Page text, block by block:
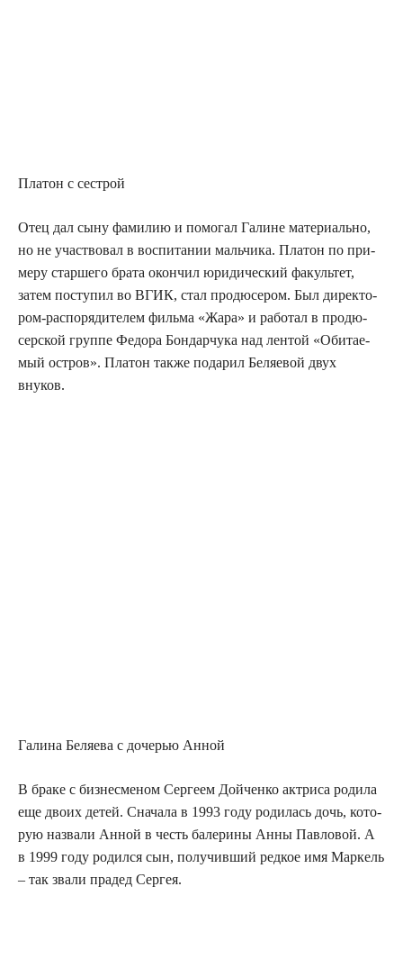
Пла­тон с сестрой
Отец дал сыну фами­лию и помо­гал Галине мате­ри­аль­но,
но не участ­во­вал в вос­пи­та­нии маль­чи­ка. Пла­тон по при­
ме­ру стар­ше­го бра­та окон­чил юри­ди­че­ский факуль­тет,
затем посту­пил во ВГИК, стал про­дю­се­ром. Был дирек­то­
ром-рас­по­ря­ди­те­лем филь­ма «Жара» и рабо­тал в про­дю­
сер­ской груп­пе Федо­ра Бон­дар­чу­ка над лен­той «Оби­та­е­
мый ост­ров». Пла­тон так­же пода­рил Беля­е­вой двух
внуков.
Гали­на Беля­е­ва с доче­рью Анной
В бра­ке с биз­не­сме­ном Сер­ге­ем Дой­чен­ко актри­са роди­ла
еще дво­их детей. Сна­ча­ла в 1993 году роди­лась дочь, кото­
рую назва­ли Анной в честь бале­ри­ны Анны Пав­ло­вой. А
в 1999 году родил­ся сын, полу­чив­ший ред­кое имя Мар­кель
– так зва­ли пра­дед Сергея.